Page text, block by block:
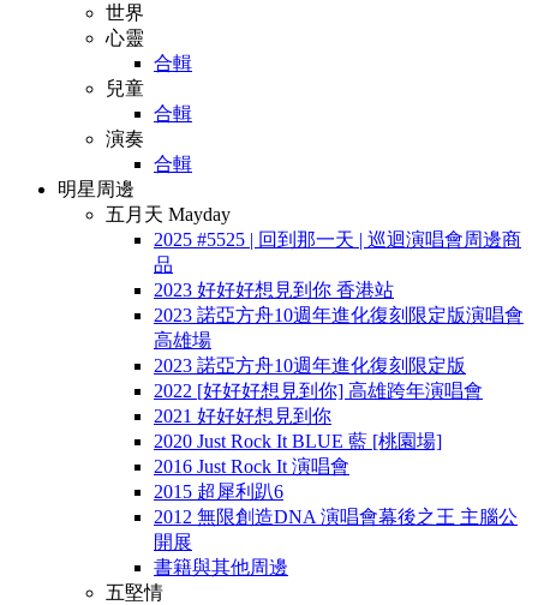
世界
心靈
合輯
兒童
合輯
演奏
合輯
明星周邊
五月天 Mayday
2025 #5525 | 回到那一天 | 巡迴演唱會周邊商
品
2023 好好好想見到你 香港站
2023 諾亞方舟10週年進化復刻限定版演唱會
高雄場
2023 諾亞方舟10週年進化復刻限定版
2022 [好好好想見到你] 高雄跨年演唱會
2021 好好好想見到你
2020 Just Rock It BLUE 藍 [桃園場]
2016 Just Rock It 演唱會
2015 超犀利趴6
2012 無限創造DNA 演唱會幕後之王 主腦公
開展
書籍與其他周邊
五堅情